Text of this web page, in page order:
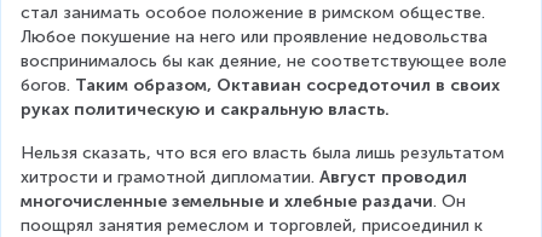
стал занимать особое положение в римском обществе.
Любое покушение на него или проявление недовольства
воспринималось бы как деяние, не соответствующее воле
богов. Таким образом, Октавиан сосредоточил в своих
руках политическую и сакральную власть.
Нельзя сказать, что вся его власть была лишь результатом
хитрости и грамотной дипломатии. Август проводил
многочисленные земельные и хлебные раздачи. Он
поощрял занятия ремеслом и торговлей, присоединил к